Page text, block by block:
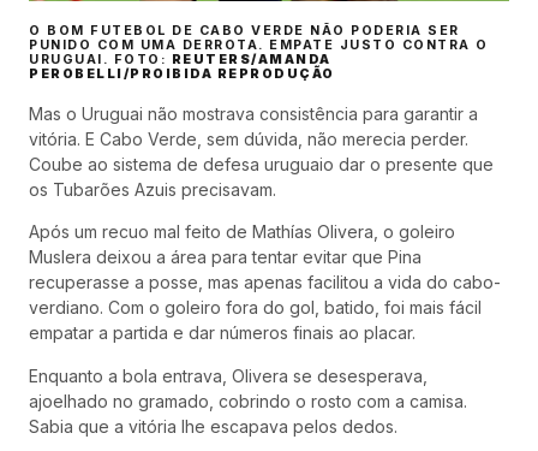
O BOM FUTEBOL DE CABO VERDE NÃO PODERIA SER
PUNIDO COM UMA DERROTA. EMPATE JUSTO CONTRA O
URUGUAI. FOTO: REUTERS/AMANDA
PEROBELLI/PROIBIDA REPRODUÇÃO
Mas o Uruguai não mostrava consistência para garantir a
vitória. E Cabo Verde, sem dúvida, não merecia perder.
Coube ao sistema de defesa uruguaio dar o presente que
os Tubarões Azuis precisavam.
Após um recuo mal feito de Mathías Olivera, o goleiro
Muslera deixou a área para tentar evitar que Pina
recuperasse a posse, mas apenas facilitou a vida do cabo-
verdiano. Com o goleiro fora do gol, batido, foi mais fácil
empatar a partida e dar números finais ao placar.
Enquanto a bola entrava, Olivera se desesperava,
ajoelhado no gramado, cobrindo o rosto com a camisa.
Sabia que a vitória lhe escapava pelos dedos.